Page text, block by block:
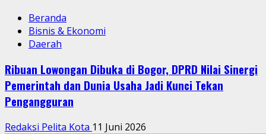
Beranda
Bisnis & Ekonomi
Daerah
Ribuan Lowongan Dibuka di Bogor, DPRD Nilai Sinergi
Pemerintah dan Dunia Usaha Jadi Kunci Tekan
Pengangguran
Redaksi Pelita Kota 11 Juni 2026